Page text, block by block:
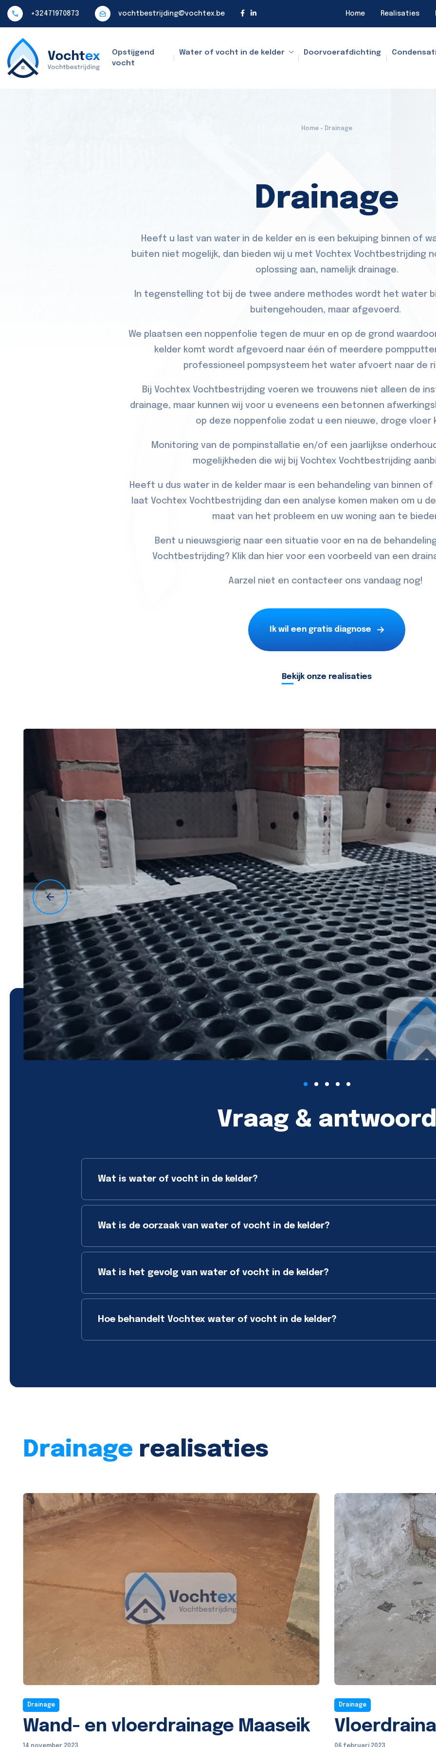
+32471970873 vochtbestrijding@vochtex.be Home Realisaties
Opstijgend
vocht
Water of vocht in de kelder Doorvoerafdichting
Home - Drainage
Drainage
Heeft u last van water in de kelder en is een bekuiping binnen of
buiten niet mogelijk, dan bieden wij u met Vochtex Vochtbestrijding
oplossing aan, namelijk drainage.
In tegenstelling tot bij de twee andere methodes wordt het water
buitengehouden, maar afgevoerd.
We plaatsen een noppenfolie tegen de muur en op de grond
kelder komt wordt afgevoerd naar één of meerdere
professioneel pompsysteem het water afvoert naar de
Bij Vochtex Vochtbestrijding voeren we trouwens niet alleen de
drainage, maar kunnen wij voor u eveneens een betonnen
op deze noppenfolie zodat u een nieuwe, droge vloer
Monitoring van de pompinstallatie en/of een jaarlijkse
mogelijkheden die wij bij Vochtex Vochtbestrijding
Heeft u dus water in de kelder maar is een behandeling van binnen
laat Vochtex Vochtbestrijding dan een analyse komen maken om u
maat van het probleem en uw woning aan te
Bent u nieuwsgierig naar een situatie voor en na de
Vochtbestrijding? Klik dan hiervoor een voorbeeld van een
Aarzel niet en contacteer ons vandaag nog!
Ik wil een gratis diagnose
Bekijk onze realisaties
Vraag &
Wat is water of vocht in de kelder?
Wat is de oorzaak van water of vocht in de kelder?
Wat is het gevolg van water of vocht in de kelder?
Hoe behandelt Vochtex water of vocht in de kelder?
Drainage realisaties
Drainage
Wand- en vloerdrainage Maaseik
Drainage